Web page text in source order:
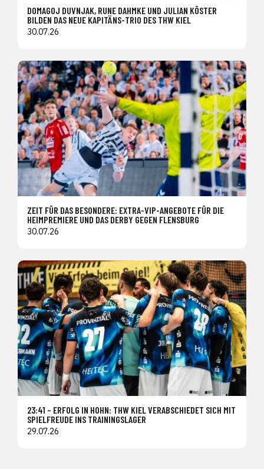
DOMAGOJ DUVNJAK, RUNE DAHMKE UND JULIAN KÖSTER
BILDEN DAS NEUE KAPITÄNS-TRIO DES THW KIEL
30.07.26
ZEIT FÜR DAS BESONDERE: EXTRA-VIP-ANGEBOTE FÜR DIE
HEIMPREMIERE UND DAS DERBY GEGEN FLENSBURG
30.07.26
23:41 – ERFOLG IN HOHN: THW KIEL VERABSCHIEDET SICH MIT
SPIELFREUDE INS TRAININGSLAGER
29.07.26